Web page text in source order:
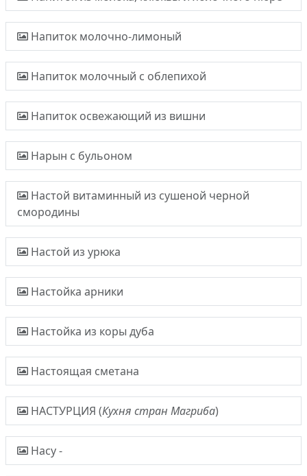
Напиток молочно-лимоный
Напиток молочный с облепихой
Напиток освежающий из вишни
Нарын с бульоном
Настой витаминный из сушеной черной
смородины
Настой из урюка
Настойка арники
Настойка из коры дуба
Настоящая сметана
НАСТУРЦИЯ (Кухня стран Магриба)
Насу -